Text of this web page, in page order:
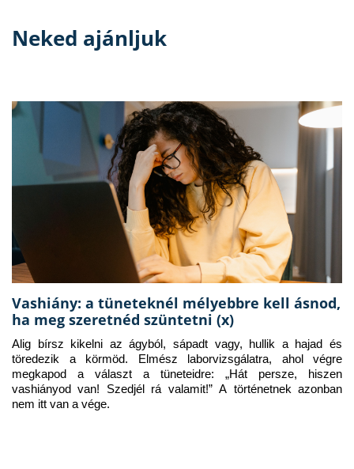
Neked ajánljuk
Vashiány: a tüneteknél mélyebbre kell ásnod,
ha meg szeretnéd szüntetni (x)
Alig bírsz kikelni az ágyból, sápadt vagy, hullik a hajad és
töredezik a körmöd. Elmész laborvizsgálatra, ahol végre
megkapod a választ a tüneteidre: „Hát persze, hiszen
vashiányod van! Szedjél rá valamit!” A történetnek azonban
nem itt van a vége.